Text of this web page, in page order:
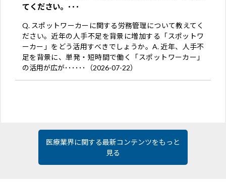
てください。･･･
Q. スポットワーカーに関する労務管理について教えてく
ださい。近年の人手不足を背景に増加する「スポットワ
ーカー」をどう活用すべきでしょうか。A. 近年、人手不
足を背景に、単発・短時間で働く「スポットワーカー」
の活用が広が･･････（2026-07-22）
医療業界に関する最新コンテンツをもっと
見る